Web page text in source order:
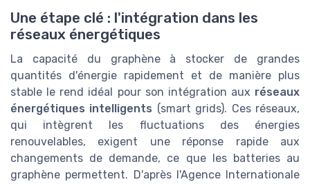
Une étape clé : l'intégration dans les
réseaux énergétiques
La capacité du graphène à stocker de grandes
quantités d'énergie rapidement et de manière plus
stable le rend idéal pour son intégration aux réseaux
énergétiques intelligents (smart grids). Ces réseaux,
qui intègrent les fluctuations des énergies
renouvelables, exigent une réponse rapide aux
changements de demande, ce que les batteries au
graphène permettent. D'après l'Agence Internationale